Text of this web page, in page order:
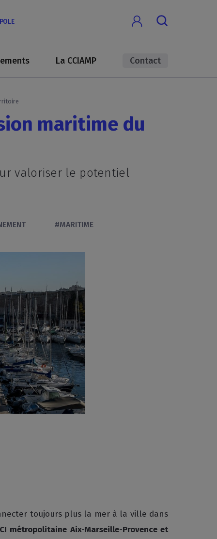
La CCIAMP Contact
maritime du
valoriser le potentiel
#MARITIME
toujours plus la mer à la ville dans
métropolitaine Aix-Marseille-Provence et